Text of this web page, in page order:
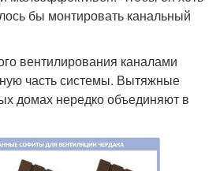
бы монтировать канальный
вентилирования каналами
часть системы. Вытяжные
домах нередко объединяют в